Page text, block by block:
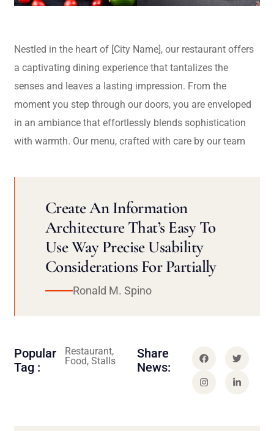
Nestled in the heart of [City Name], our restaurant offers
a captivating dining experience that tantalizes the
senses and leaves a lasting impression. From the
moment you step through our doors, you are enveloped
in an ambiance that effortlessly blends sophistication
with warmth. Our menu, crafted with care by our team
Create An Information
Architecture That’s Easy To
Use Way Precise Usability
Considerations For Partially
Ronald M. Spino
Popular
Tag :
Restaurant,
Food, Stalls
Share
News: